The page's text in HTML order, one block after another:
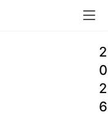
2
0
2
6